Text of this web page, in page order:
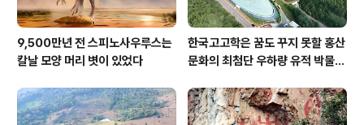
9,500만년 전 스피노사우루스는
칼날 모양 머리 볏이 있었다
한국고고학은 꿈도 꾸지 못할 홍산
문화의 최첨단 우하량 유적 박물관